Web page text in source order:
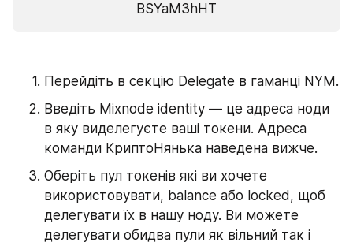
BSYaM3hHT
Перейдіть в секцію Delegate в гаманці NYM.
Введіть Mixnode identity — це адреса ноди
в яку виделегуєте ваші токени. Адреса
команди КриптоНянька наведена вижче.
Оберіть пул токенів які ви хочете
використовувати, balance aбо locked, щоб
делегувати їх в нашу ноду. Ви можете
делегувати обидва пули як вільний так і